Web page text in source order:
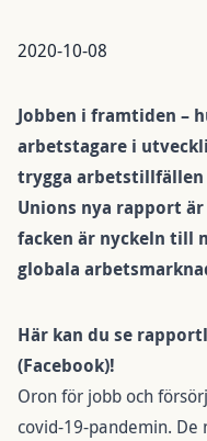
2020-10-08
Jobben i framtiden –
arbetstagare i
trygga arbetstillfällen
Unions nya rapport
facken är nyckeln till
globala
Här kan du se
(Facebook)!
Oron för jobb och
covid-19-pandemin.